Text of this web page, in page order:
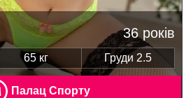
36 років
65 кг Груди 2.5
Палац Спорту